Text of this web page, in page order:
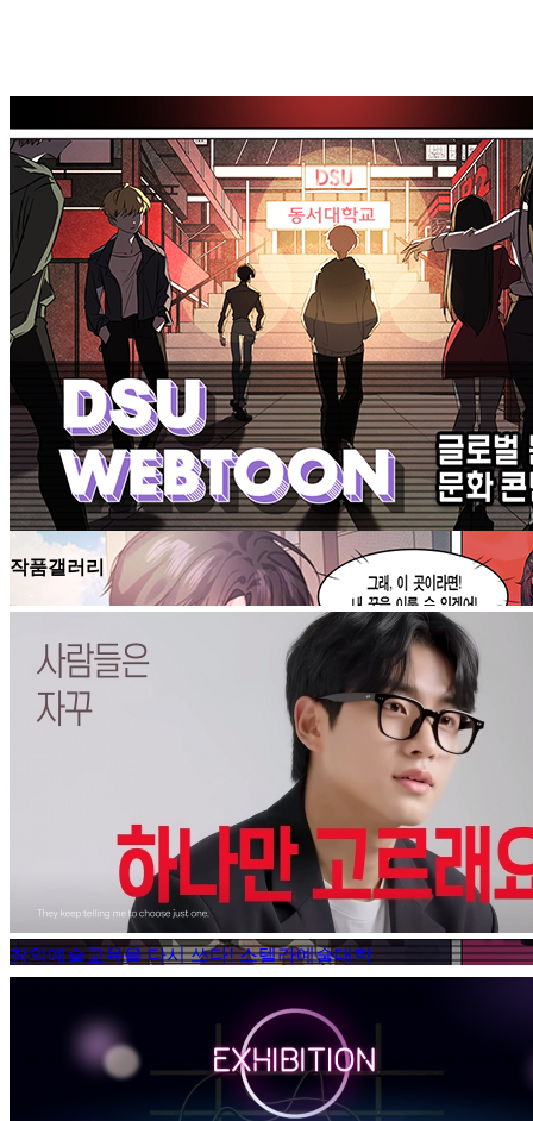
작품갤러리
창의예술교육을 다시 쓰다! 스텔라예술대학